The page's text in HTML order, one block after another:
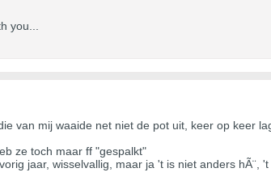
you...
van mij waaide net niet de pot uit, keer op keer
ze toch maar ff "gespalkt"
jaar, wisselvallig, maar ja 't is niet anders hÃ¨,